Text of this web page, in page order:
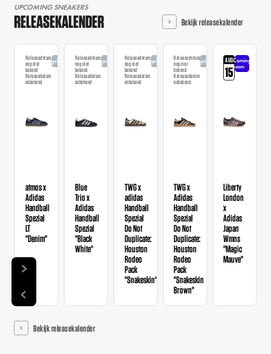
UPCOMING SNEAKERS
RELEASEKALENDER Bekijk releasekalender
Releasedatum
nog niet
bekend
Releasedatum
onbekend
Aangekondigd
atmos x
Adidas
Handball
Spezial
LT
"Denim"
Releasedatum
nog niet
bekend
Releasedatum
onbekend
Aangekondigd
Blue
Trio x
Adidas
Handball
Spezial
"Black
White"
Releasedatum
nog niet
bekend
Releasedatum
onbekend
Aangekondigd
TWG x
adidas
Handball
Spezial
Do Not
Duplicate:
Houston
Rodeo
Pack
"Snakeskin"
Releasedatum
nog niet
bekend
Releasedatum
onbekend
Aangekondigd
TWG x
Adidas
Handball
Spezial
Do Not
Duplicate:
Houston
Rodeo
Pack
"Snakeskin
Brown"
AUG
15
Coming
soon
Liberty
London
x
Adidas
Japan
Wmns
"Magic
Mauve"
Bekijk releasekalender